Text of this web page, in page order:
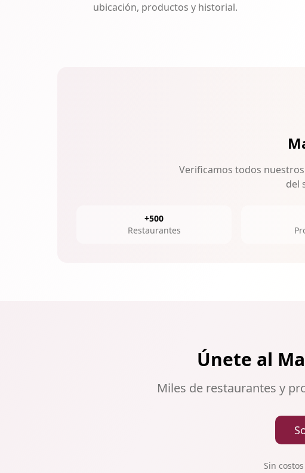
ubicación, productos y historial.
Verificamos todos
del
+500
Restaurantes
Únete al
Miles de restaurantes y
Sin